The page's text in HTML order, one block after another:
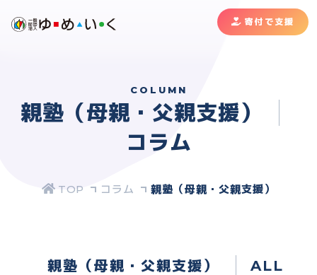
寄付で支援
COLUMN
親塾（母親・父親支援）
コラム
コラム 親塾（母親・父親支援）
親塾（母親・父親支援） ALL